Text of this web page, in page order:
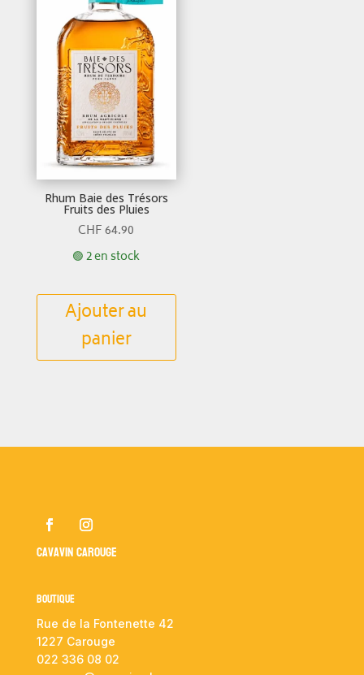
Rhum Baie des Trésors
Fruits des Pluies
CHF64.90
🟢 2 en stock
Ajouter au
panier
Cavavin Carouge
Boutique
Rue de la Fontenette 42
1227 Carouge
022 336 08 02